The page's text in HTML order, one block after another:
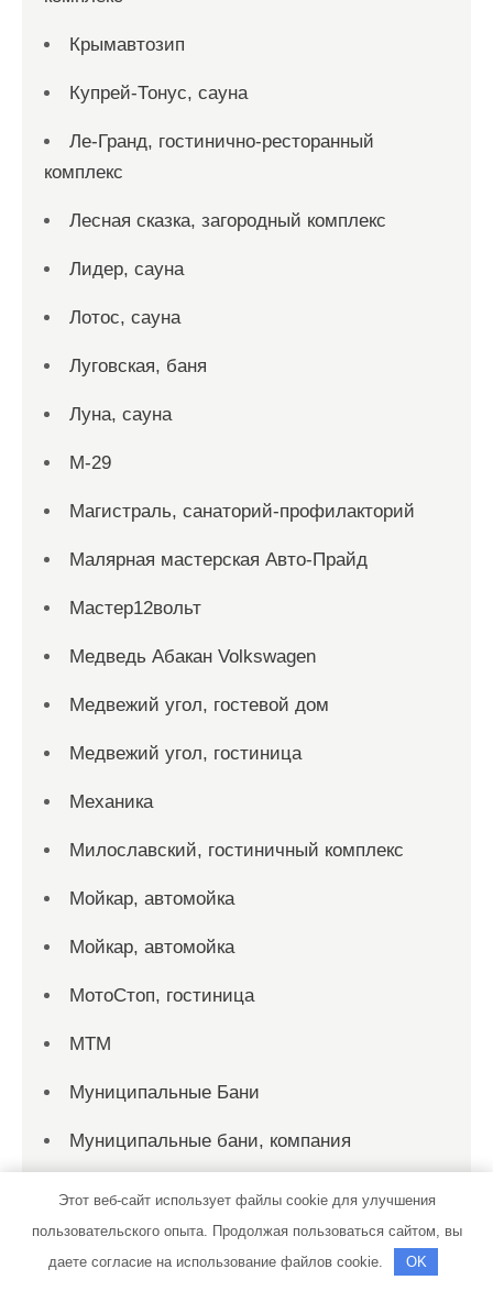
Крымавтозип
Купрей-Тонус, сауна
Ле-Гранд, гостинично-ресторанный
комплекс
Лесная сказка, загородный комплекс
Лидер, сауна
Лотос, сауна
Луговская, баня
Луна, сауна
М-29
Магистраль, санаторий-профилакторий
Малярная мастерская Авто-Прайд
Мастер12вольт
Медведь Абакан Volkswagen
Медвежий угол, гостевой дом
Медвежий угол, гостиница
Механика
Милославский, гостиничный комплекс
Мойкар, автомойка
Мойкар, автомойка
МотоСтоп, гостиница
МТМ
Муниципальные Бани
Муниципальные бани, компания
На Фрунзе, сауна
Этот веб-сайт использует файлы cookie для улучшения
пользовательского опыта. Продолжая пользоваться сайтом, вы
даете согласие на использование файлов cookie.
OK